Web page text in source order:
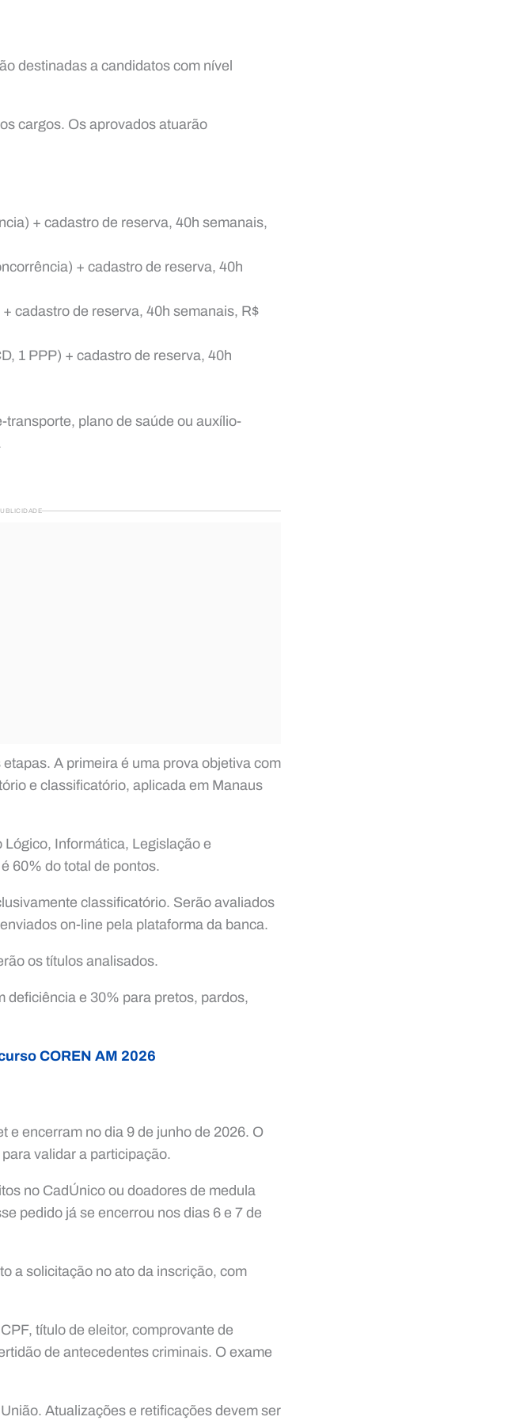
destinadas a candidatos com nível
cargos. Os aprovados atuarão
+ cadastro de reserva, 40h semanais,
+ cadastro de reserva, 40h
cadastro de reserva, 40h semanais, R$
1 PPP) + cadastro de reserva, 40h
plano de saúde ou auxílio-
A primeira é uma prova objetiva com
e classificatório, aplicada em Manaus
Informática, Legislação e
60% do total de pontos.
classificatório. Serão avaliados
on-line pela plataforma da banca.
os títulos analisados.
deficiência e 30% para pretos, pardos,
COREN AM 2026
e encerram no dia 9 de junho de 2026. O
validar a participação.
no CadÚnico ou doadores de medula
pedido já se encerrou nos dias 6 e 7 de
a solicitação no ato da inscrição, com
título de eleitor, comprovante de
de antecedentes criminais. O exame
Atualizações e retificações devem ser